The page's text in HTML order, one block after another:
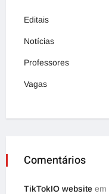
Editais
Notícias
Professores
Vagas
Comentários
TikTokIO website em